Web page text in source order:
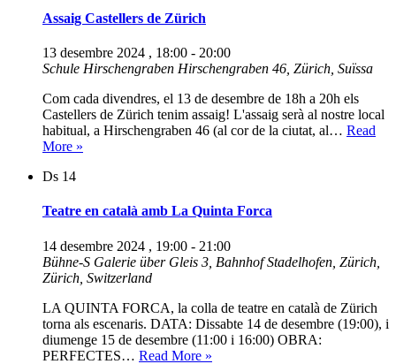
Assaig Castellers de Zürich
13 desembre 2024 , 18:00 - 20:00
Schule Hirschengraben Hirschengraben 46, Zürich, Suïssa
Com cada divendres, el 13 de desembre de 18h a 20h els
Castellers de Zürich tenim assaig! L'assaig serà al nostre local
habitual, a Hirschengraben 46 (al cor de la ciutat, al… Read
More »
Ds 14
Teatre en català amb La Quinta Forca
14 desembre 2024 , 19:00 - 21:00
Bühne-S Galerie über Gleis 3, Bahnhof Stadelhofen, Zürich,
Zürich, Switzerland
LA QUINTA FORCA, la colla de teatre en català de Zürich
torna als escenaris. DATA: Dissabte 14 de desembre (19:00), i
diumenge 15 de desembre (11:00 i 16:00) OBRA:
PERFECTES… Read More »